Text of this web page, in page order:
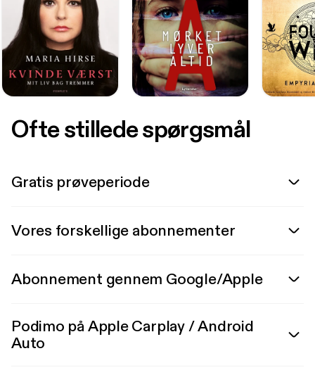
Ofte stillede spørgsmål
Gratis prøveperiode
Vores forskellige abonnementer
Abonnement gennem Google/Apple
Podimo på Apple Carplay / Android
Auto